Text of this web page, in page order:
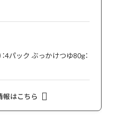
4パック ぶっかけつゆ80g：
報はこちら